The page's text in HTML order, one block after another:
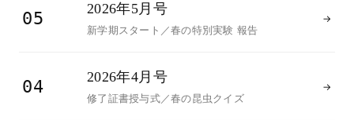
05 2026年5月号
新学期スタート／春の特別実験 報告
→
04 2026年4月号
修了証書授与式／春の昆虫クイズ
→